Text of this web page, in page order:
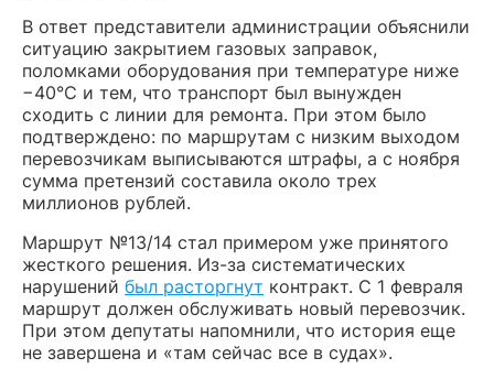
В ответ представители администрации объяснили
ситуацию закрытием газовых заправок,
поломками оборудования при температуре ниже
−40°С и тем, что транспорт был вынужден
сходить с линии для ремонта. При этом было
подтверждено: по маршрутам с низким выходом
перевозчикам выписываются штрафы, а с ноября
сумма претензий составила около трех
миллионов рублей.
Маршрут №13/14 стал примером уже принятого
жесткого решения. Из-за систематических
нарушений был расторгнут контракт. С 1 февраля
маршрут должен обслуживать новый перевозчик.
При этом депутаты напомнили, что история еще
не завершена и «там сейчас все в судах».